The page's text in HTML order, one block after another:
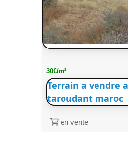
30€/m²
Terrain a vendre a
taroudant maroc
en vente